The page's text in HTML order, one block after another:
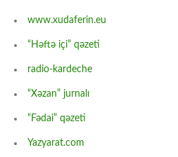
www.xudaferin.eu
“Həftə içi” qəzeti
radio-kardeche
“Xəzan” jurnalı
“Fədai” qəzeti
Yazyarat.com